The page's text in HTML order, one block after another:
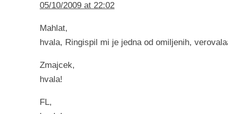
05/10/2009 at 22:02
Mahlat,
hvala, Ringispil mi je jedna od omiljenih,
Zmajcek,
hvala!
FL,